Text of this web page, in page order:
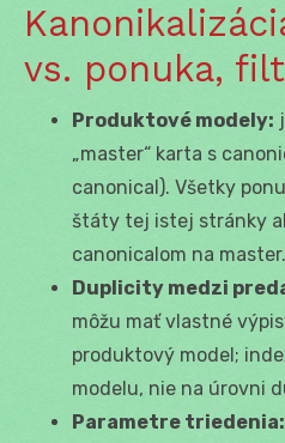
vs. ponuka,
Produktové modely:
„master“ karta s
canonical). Všetky
štáty tej istej stránky
canonicalom na master.
Duplicity medzi
môžu mať vlastné
produktový model;
modelu, nie na úrovni
Parametre triedenia: